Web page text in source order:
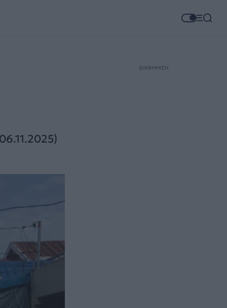
ΔΙΑΦΗΜΙΣΗ